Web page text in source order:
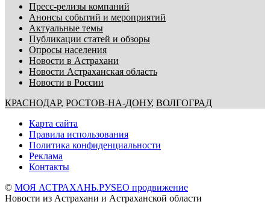
Пресс-релизы компаний
Анонсы событий и мероприятий
Актуальные темы
Публикации статей и обзоры
Опросы населения
Новости в Астрахани
Новости Астраханская область
Новости в России
КРАСНОДАР, РОСТОВ-НА-ДОНУ, ВОЛГОГРАД
Карта сайта
Правила использования
Политика конфиденциальности
Реклама
Контакты
© МОЯ АСТРАХАНЬ.РУSEO продвижение
Новости из Астрахани и Астраханской области